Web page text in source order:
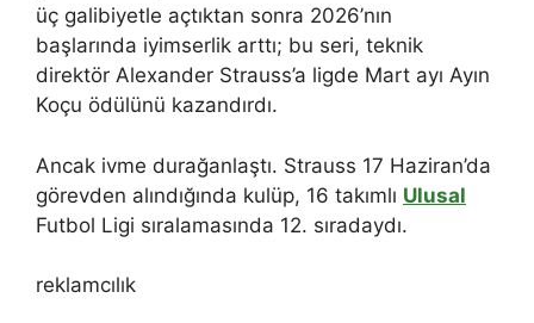
üç galibiyetle açtıktan sonra 2026’nın
başlarında iyimserlik arttı; bu seri, teknik
direktör Alexander Strauss’a ligde Mart ayı Ayın
Koçu ödülünü kazandırdı.
Ancak ivme durağanlaştı. Strauss 17 Haziran’da
görevden alındığında kulüp, 16 takımlı Ulusal
Futbol Ligi sıralamasında 12. sıradaydı.
reklamcılık